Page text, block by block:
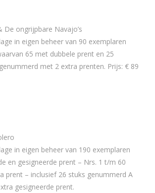
De ongrijpbare Navajo’s
in eigen beheer van 90 exemplaren
65 met dubbele prent en 25
met 2 extra prenten. Prijs: € 89
in eigen beheer van 190 exemplaren
en gesigneerde prent – Nrs. 1 t/m 60
prent – inclusief 26 stuks genummerd A
gesigneerde prent.